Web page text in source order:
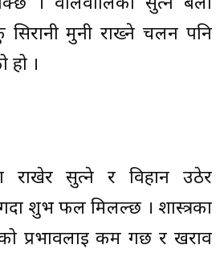
मुनी राख्ने चलन पनि
।
राखेर सुत्ने र विहान उठेर
शुभ फल मिलल्छ । शास्त्रका
प्रभावलाई कम गर्छ र खराव